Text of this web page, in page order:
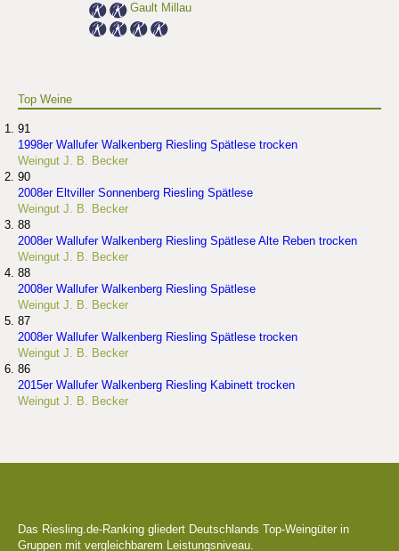
Gault Millau
Top Weine
91
1998er Wallufer Walkenberg Riesling Spätlese trocken
Weingut J. B. Becker
90
2008er Eltviller Sonnenberg Riesling Spätlese
Weingut J. B. Becker
88
2008er Wallufer Walkenberg Riesling Spätlese Alte Reben trocken
Weingut J. B. Becker
88
2008er Wallufer Walkenberg Riesling Spätlese
Weingut J. B. Becker
87
2008er Wallufer Walkenberg Riesling Spätlese trocken
Weingut J. B. Becker
86
2015er Wallufer Walkenberg Riesling Kabinett trocken
Weingut J. B. Becker
Das Riesling.de-Ranking gliedert Deutschlands Top-Weingüter in
Gruppen mit vergleichbarem Leistungsniveau.